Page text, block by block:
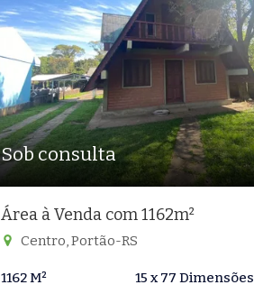
Sob consulta
Área à Venda com 1162m²
Centro, Portão-RS
1162 M² 15 x 77 Dimensões